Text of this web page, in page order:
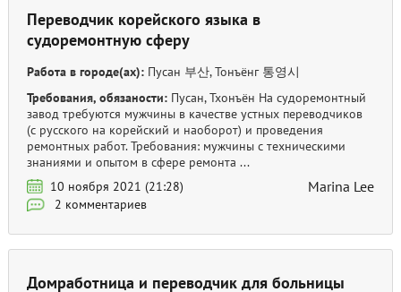
Переводчик корейского языка в
судоремонтную сферу
Работа в городе(ах): Пусан 부산, Тонъёнг 통영시
Требования, обязаности: Пусан, Тхонъён На судоремонтный
завод требуются мужчины в качестве устных переводчиков
(с русского на корейский и наоборот) и проведения
ремонтных работ. Требования: мужчины с техническими
знаниями и опытом в сфере ремонта ...
10 ноября 2021 (21:28)
2 комментариев
Marina Lee
Домработница и переводчик для больницы